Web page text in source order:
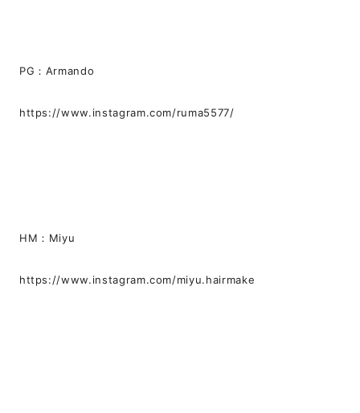
PG：Armando
https://www.instagram.com/ruma5577/
HM：Miyu
https://www.instagram.com/miyu.hairmake